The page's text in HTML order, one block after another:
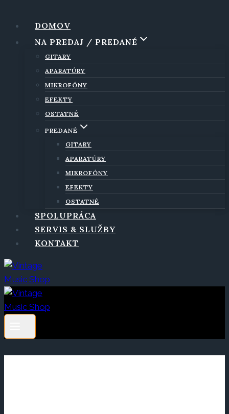
DOMOV
NA PREDAJ / PREDANÉ
GITARY
APARATÚRY
MIKROFÓNY
EFEKTY
OSTATNÉ
PREDANÉ
GITARY
APARATÚRY
MIKROFÓNY
EFEKTY
OSTATNÉ
SPOLUPRÁCA
SERVIS & SLUŽBY
KONTAKT